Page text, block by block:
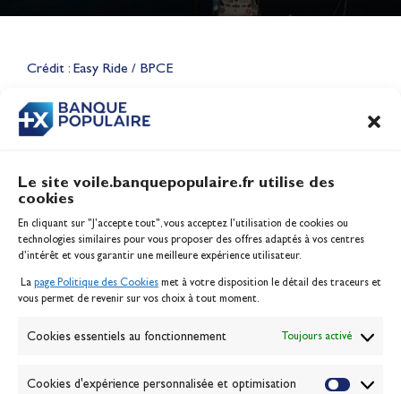
Le site voile.banquepopulaire.fr utilise des
cookies
En cliquant sur "J'accepte tout", vous acceptez l’utilisation de cookies ou
technologies similaires pour vous proposer des offres adaptés à vos centres
d’intérêt et vous garantir une meilleure expérience utilisateur.
La page Politique des Cookies met à votre disposition le détail des traceurs et
vous permet de revenir sur vos choix à tout moment.
Cookies essentiels au fonctionnement Toujours activé
Cookies d'expérience personnalisée et optimisation
Crédit : Easy Ride / BPCE
CONTENU
Lauriane Nolot en or à Long
Jeux Olympiques 2028
Inscription serveur média
Contact
Politique des cookies
Banque de la voile
Passion Voile TV